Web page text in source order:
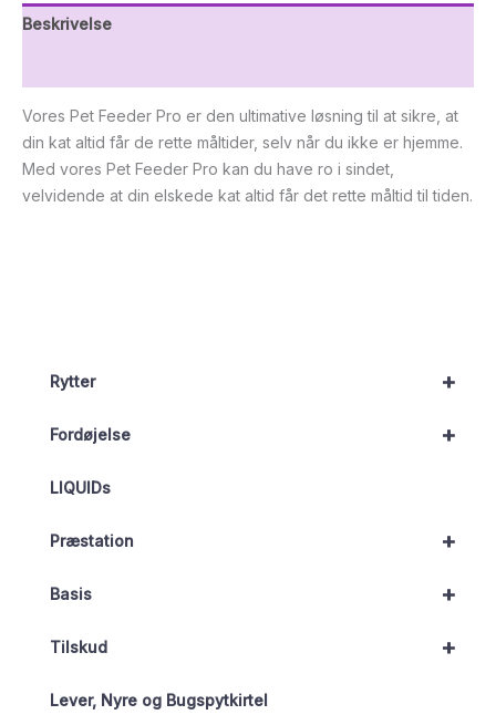
+
Rytter
+
Fordøjelse
LIQUIDs
+
Præstation
+
Basis
+
Tilskud
Lever, Nyre og Bugspytkirtel
Beskrivelse
Vores Pet Feeder Pro er den ultimative løsning til at sikre, at
din kat altid får de rette måltider, selv når du ikke er hjemme.
Med vores Pet Feeder Pro kan du have ro i sindet,
velvidende at din elskede kat altid får det rette måltid til tiden.